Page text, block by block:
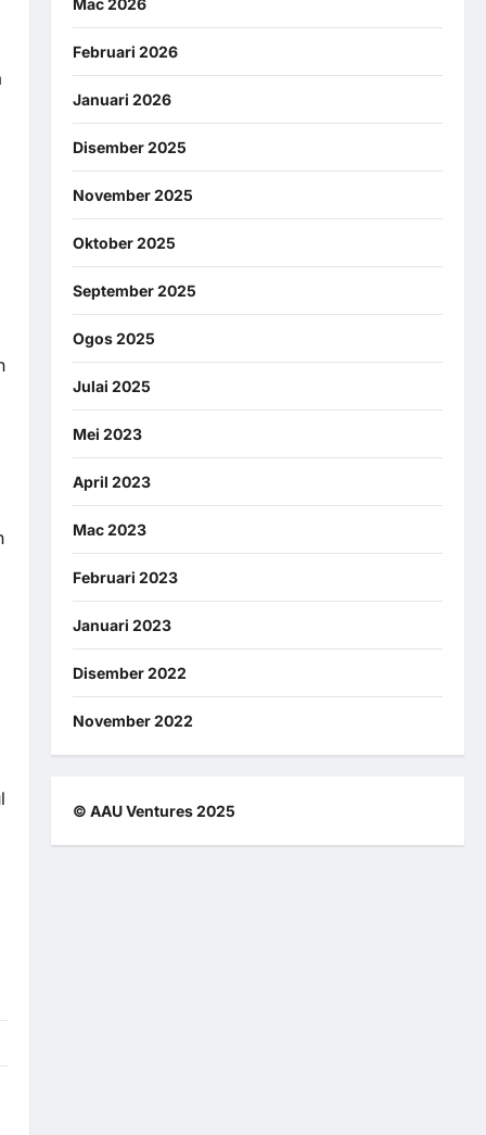
Februari 2026
Januari 2026
Disember 2025
November 2025
Oktober 2025
September 2025
Ogos 2025
Julai 2025
Mei 2023
April 2023
Mac 2023
Februari 2023
Januari 2023
Disember 2022
November 2022
© AAU Ventures 2025